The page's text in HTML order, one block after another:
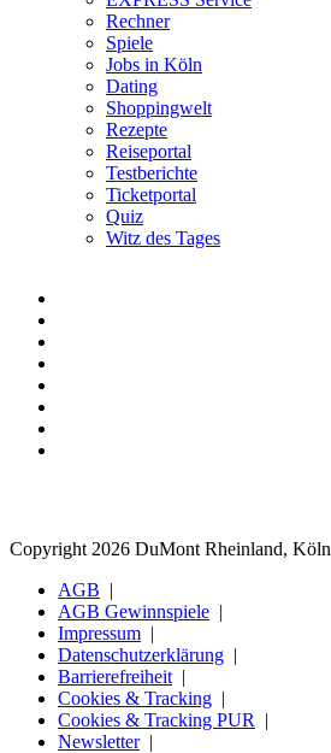
Rechner
Spiele
Jobs in Köln
Dating
Shoppingwelt
Rezepte
Reiseportal
Testberichte
Ticketportal
Quiz
Witz des Tages
Copyright 2026 DuMont Rheinland, Köln
AGB
AGB Gewinnspiele
Impressum
Datenschutzerklärung
Barrierefreiheit
Cookies & Tracking
Cookies & Tracking PUR
Newsletter